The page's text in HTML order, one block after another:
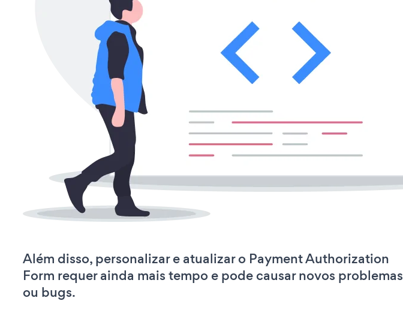
Além disso, personalizar e atualizar o Payment Authorization
Form requer ainda mais tempo e pode causar novos problemas
ou bugs.